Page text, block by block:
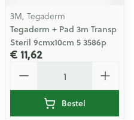
3M, Tegaderm
Tegaderm + Pad 3m Transp
Steril 9cmx10cm 5 3586p
€ 11,62
Bestel